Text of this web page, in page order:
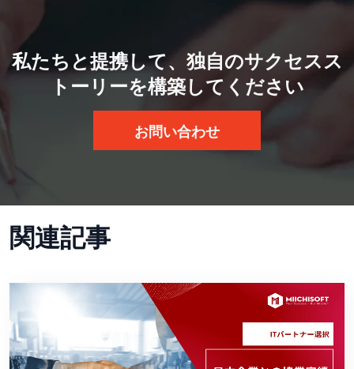
私たちと提携して、独自のサクセスス
トーリーを構築してください
お問い合わせ
関連記事